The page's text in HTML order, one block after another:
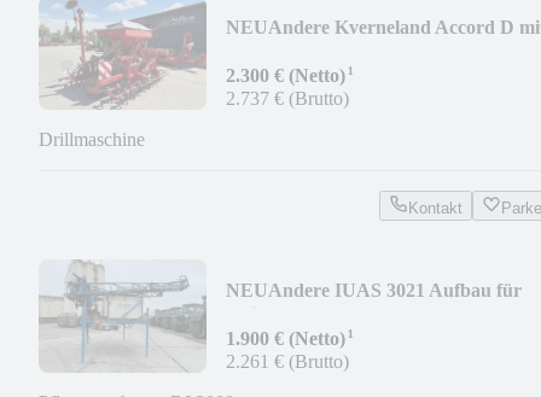
NEUAndere Kverneland Accord D
2.300 € (Netto)¹
2.737 € (Brutto)
Drillmaschine
Kontakt
NEUAndere IUAS 3021 Aufbau für
1.900 € (Netto)¹
2.261 € (Brutto)